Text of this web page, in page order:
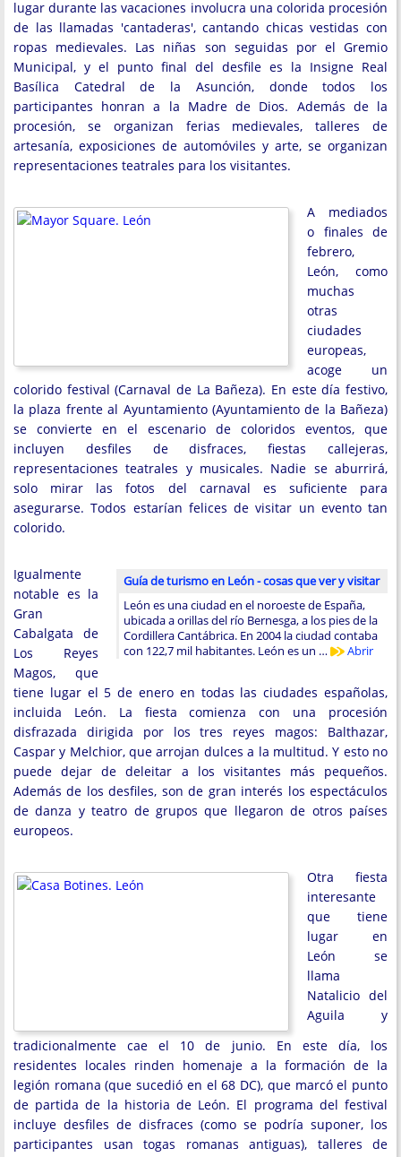
lugar durante las vacaciones involucra una colorida procesión
de las llamadas 'cantaderas', cantando chicas vestidas con
ropas medievales. Las niñas son seguidas por el Gremio
Municipal, y el punto final del desfile es la Insigne Real
Basílica Catedral de la Asunción, donde todos los
participantes honran a la Madre de Dios. Además de la
procesión, se organizan ferias medievales, talleres de
artesanía, exposiciones de automóviles y arte, se organizan
representaciones teatrales para los visitantes.
A mediados
o finales de
febrero,
León, como
muchas
otras
ciudades
europeas,
acoge un
colorido festival (Carnaval de La Bañeza). En este día festivo,
la plaza frente al Ayuntamiento (Ayuntamiento de la Bañeza)
se convierte en el escenario de coloridos eventos, que
incluyen desfiles de disfraces, fiestas callejeras,
representaciones teatrales y musicales. Nadie se aburrirá,
solo mirar las fotos del carnaval es suficiente para
asegurarse. Todos estarían felices de visitar un evento tan
colorido.
Guía de turismo en León - cosas que ver y visitar
León es una ciudad en el noroeste de España,
ubicada a orillas del río Bernesga, a los pies de la
Cordillera Cantábrica. En 2004 la ciudad contaba
con 122,7 mil habitantes. León es un …
Abrir
Igualmente
notable es la
Gran
Cabalgata de
Los Reyes
Magos, que
tiene lugar el 5 de enero en todas las ciudades españolas,
incluida León. La fiesta comienza con una procesión
disfrazada dirigida por los tres reyes magos: Balthazar,
Caspar y Melchior, que arrojan dulces a la multitud. Y esto no
puede dejar de deleitar a los visitantes más pequeños.
Además de los desfiles, son de gran interés los espectáculos
de danza y teatro de grupos que llegaron de otros países
europeos.
Otra fiesta
interesante
que tiene
lugar en
León se
llama
Natalicio del
Aguila y
tradicionalmente cae el 10 de junio. En este día, los
residentes locales rinden homenaje a la formación de la
legión romana (que sucedió en el 68 DC), que marcó el punto
de partida de la historia de León. El programa del festival
incluye desfiles de disfraces (como se podría suponer, los
participantes usan togas romanas antiguas), talleres de